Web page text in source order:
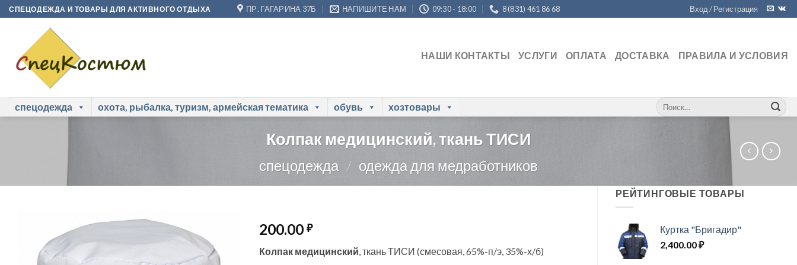
Skip
to
СПЕЦОДЕЖДА И ТОВАРЫ ДЛЯ АКТИВНОГО ОТДЫХА ПР. ГАГАРИНА 37Б НАПИШИТЕ НАМ 09:30 - 18:00 8 (831) 461 86 68 Вход / Регистрация
НАШИ КОНТАКТЫ УСЛУГИ ОПЛАТА ДОСТАВКА ПРАВИЛА И УСЛОВИЯ
спецодежда охота, рыбалка, туризм, армейская тематика обувь хозтовары Искать:
Колпак медицинский, ткань ТИСИ
спецодежда / одежда для медработников
РЕЙТИНГОВЫЕ ТОВАРЫ
Куртка "Бригадир"
2,400.00₽
200.00₽
Колпак медицинский , ткань ТИСИ (смесовая, 65%-п/э, 35%-х/б)